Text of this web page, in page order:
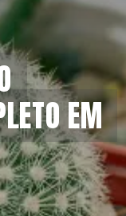
EM
EM